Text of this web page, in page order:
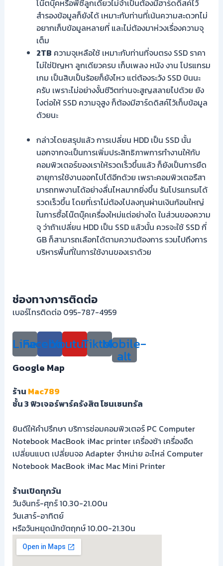
โน๊ตบุ๊คหรือพีซีลูกเดียวไม่จำเป็นต้องมีฮาร์ดดิสค์ไว้
สำรองข้อมูลก็ยังได้ เหมาะกับท่านที่เน้นความสะดวกไม่
อยากเก็บข้อมูลหลายที่ และไม่ต้องมาห่วงเรื่องความจุ
เต็ม
2TB ความจุเหลือใช้ เหมาะกับท่านที่จบตรง SSD ราคา
ไม่ใช่ปัญหา ลูกเดียวครบ เก็บเพลง หนัง งาน โปรแกรม
เกม เป็นสิบเป็นร้อยก็ยังไหว แต่ต้องระวัง SSD บินนะ
ครับ เพราะไม่อย่างงั้นชีวิตท่านจะสูญสลายไปด้วย ยัง
ไงต่อให้ SSD ความจุสูง ก็ต้องมีฮาร์ดดิสค์ไว้เก็บข้อมูล
ด้วยนะ
กล่าวโดยสรุปแล้ว การเปลี่ยน HDD เป็น SSD นั้น
นอกจากจะเป็นการเพิ่มประสิทธิภาพการทำงานให้กับ
คอมพิวเตอร์ของเราให้รวดเร็วขึ้นแล้ว ก็ยังเป็นการยืด
อายุการใช้งานออกไปได้อีกด้วย เพราะคอมพิวเตอรืสา
มารถทพงานได้อย่างลื่นไหลมากยิ่งขึ้น รันโปรแกรมได้
รวดเร็วขึ้น โดยที่เราไม่ต้องไปลงทุนผ่านเงินก้อนใหญ่
ในการซื้อโน๊ตบุ๊คเครื่องใหม่แต่อย่างใด ในส่วนของความ
จุ ว่าถ้าเปลี่ยน HDD เป็น SSD แล้วนั้น ควรจะใช้ SSD กี่
GB ก็สามารถเลือกได้ตามความต้องการ รวมไปถึงการ
บริหารพื้นที่ในการใช้งานของเราด้วย
ช่องทางการติดต่อ
เบอร์โทรติดต่อ 095-787-4959
Line
Facebook
YoutubeTiktokMobile-
alt
Google Map
ร้าน Mac789
ชั้น 3 ฟิวเจอร์พาร์ครังสิต โซนเซนทรัล
ยินดีให้คำปรึกษา บริการซ่อมคอมพิวเตอร์ PC Computer
Notebook MacBook iMac printer เครื่องช้า เครื่องอืด
เปลี่ยนแบต เปลี่ยนจอ Adapter จำหน่าย อะไหล่ Computer
Notebook MacBook iMac Mac Mini Printer
ร้านเปิดทุกวัน
วันจันทร์-ศุกร์ 10.30-21.00น
วันเสาร์-อาทิตย์
หรือวันหยุดนักขัตฤกษ์ 10.00-21.30น